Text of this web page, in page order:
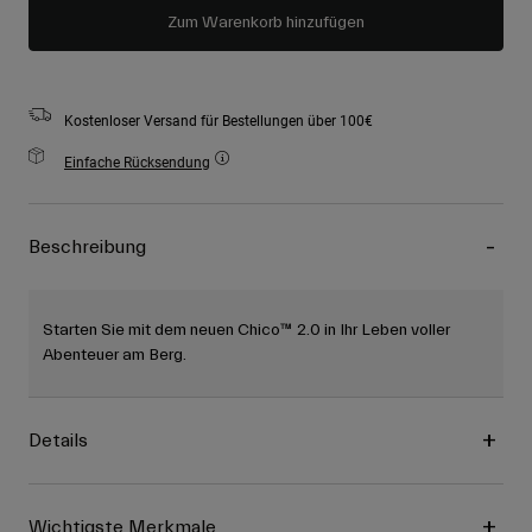
Zum Warenkorb hinzufügen
Kostenloser Versand für Bestellungen über 100€
Einfache Rücksendung
Beschreibung
Starten Sie mit dem neuen Chico™ 2.0 in Ihr Leben voller
Abenteuer am Berg.
Details
Wichtigste Merkmale